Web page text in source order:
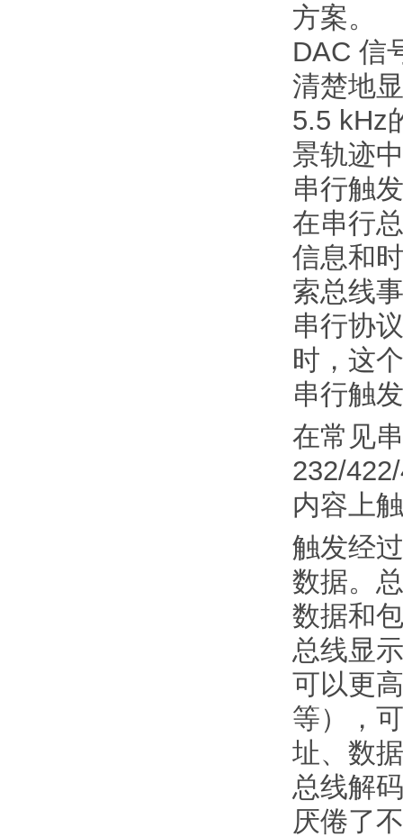
方案。
DAC 信
清楚地
5.5 kHz
景轨迹
串行触
在串行
信息和
索总线
串行协
时，这
串行触发
在常见
232/
内容上
触发经
数据。
数据和
总线显示
可以更
等），
址、数
总线解码
厌倦了